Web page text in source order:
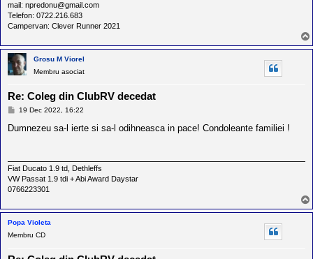
mail: npredonu@gmail.com
Telefon: 0722.216.683
Campervan: Clever Runner 2021
Grosu M Viorel
Membru asociat
Re: Coleg din ClubRV decedat
M
s
19 Dec 2022, 16:22
Dumnezeu sa-l ierte si sa-l odihneasca in pace! Condoleante familiei !
Fiat Ducato 1.9 td, Dethleffs
VW Passat 1.9 tdi + Abi Award Daystar
0766223301
Popa Violeta
Membru CD